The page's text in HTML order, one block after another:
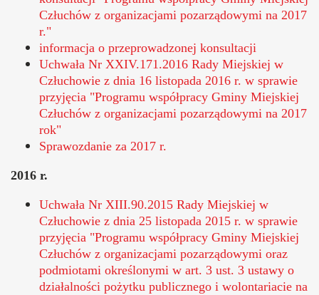
Człuchów z organizacjami pozarządowymi na 2017
r."
informacja o przeprowadzonej konsultacji
Uchwała Nr XXIV.171.2016 Rady Miejskiej w
Człuchowie z dnia 16 listopada 2016 r. w sprawie
przyjęcia "Programu współpracy Gminy Miejskiej
Człuchów z organizacjami pozarządowymi na 2017
rok"
Sprawozdanie za 2017 r.
2016 r.
Uchwała Nr XIII.90.2015 Rady Miejskiej w
Człuchowie z dnia 25 listopada 2015 r. w sprawie
przyjęcia "Programu współpracy Gminy Miejskiej
Człuchów z organizacjami pozarządowymi oraz
podmiotami określonymi w art. 3 ust. 3 ustawy o
działalności pożytku publicznego i wolontariacie na